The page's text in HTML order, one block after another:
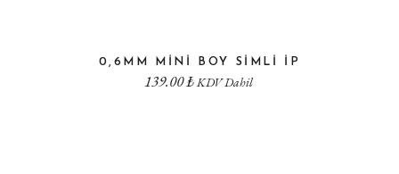
0,6MM MINI BOY SIMLI IP
139.00₺KDV Dahil